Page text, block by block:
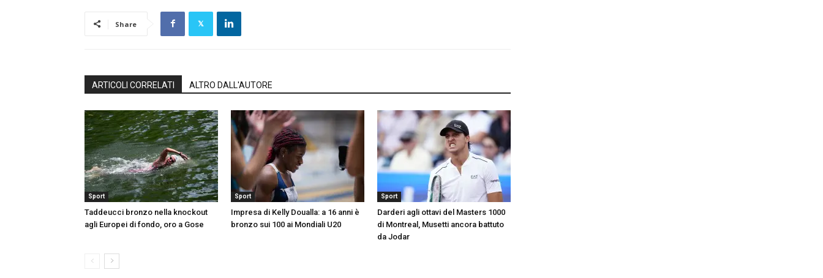
Share
ARTICOLI CORRELATI ALTRO DALL'AUTORE
Sport
Taddeucci bronzo nella knockout
agli Europei di fondo, oro a Gose
Sport
Impresa di Kelly Doualla: a 16 anni è
bronzo sui 100 ai Mondiali U20
Sport
Darderi agli ottavi del Masters 1000
di Montreal, Musetti ancora battuto
da Jodar